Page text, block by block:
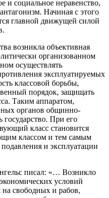
и социальное неравенство,
Начиная с этого
главной движущей силой
возникла объективная
организованном
осуществлять
эксплуатируемых
классовой борьбы,
порядок, защищать
Таким аппаратом,
органов общинно-
государство. При его
класс становится
классом и тем самым
и эксплуатации
писал: «… Возникло
условий
свободных и рабов,